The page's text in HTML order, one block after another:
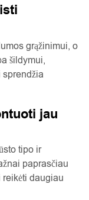
grąžinimui, o
šildymui,
jau
tipo ir
paprasčiau
daugiau